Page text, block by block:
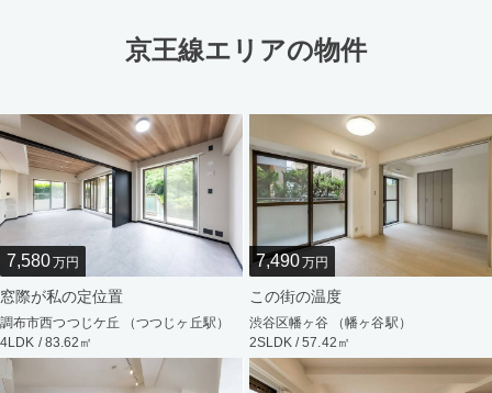
京王線エリアの物件
7,580万円
窓際が私の定位置
調布市西つつじケ丘 （つつじヶ丘駅）
4LDK / 83.62㎡
7,490万円
この街の温度
渋谷区幡ヶ谷 （幡ヶ谷駅）
2SLDK / 57.42㎡